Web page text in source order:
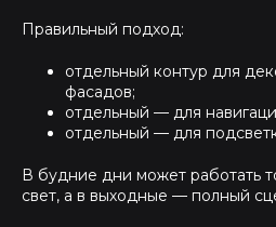
Правильный подход:
отдельный контур для
фасадов;
отдельный — для
отдельный — для
В будние дни может работать
свет, а в выходные — полный